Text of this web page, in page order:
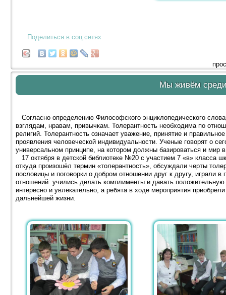
Поделиться в соц.сетях
Мы живём
Согласно определению Философского энциклопедического
взглядам, нравам, привычкам. Толерантность необходима по
религий. Толерантность означает уважение, принятие и
проявления человеческой индивидуальности. Ученые говорят о
универсальном принципе, на котором должны базироваться и мир
17 октября в детской библиотеке №20 с участием 7 «в» класса
откуда произошёл термин «толерантность», обсуждали черты
пословицы и поговорки о добром отношении друг к другу, играли в
отношений: учились делать комплименты и давать
интересно и увлекательно, а ребята в ходе мероприятия
дальнейшей жизни.